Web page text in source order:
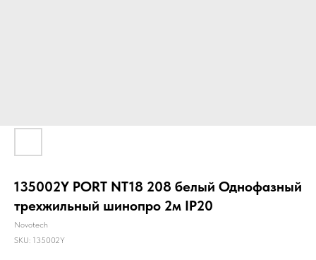
135002Y PORT NT18 208 белый Однофазный
трехжильный шинопро 2м IP20
Novotech
SKU: 135002Y